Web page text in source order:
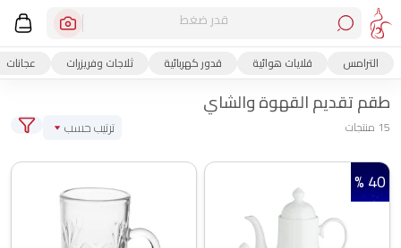
قدر ضغط
الترامس قلايات هوائية قدور كهربائية ثلاجات وفريزرات عجانات
طقم تقديم القهوة والشاي
15 منتجات ترتيب حسب
40 %